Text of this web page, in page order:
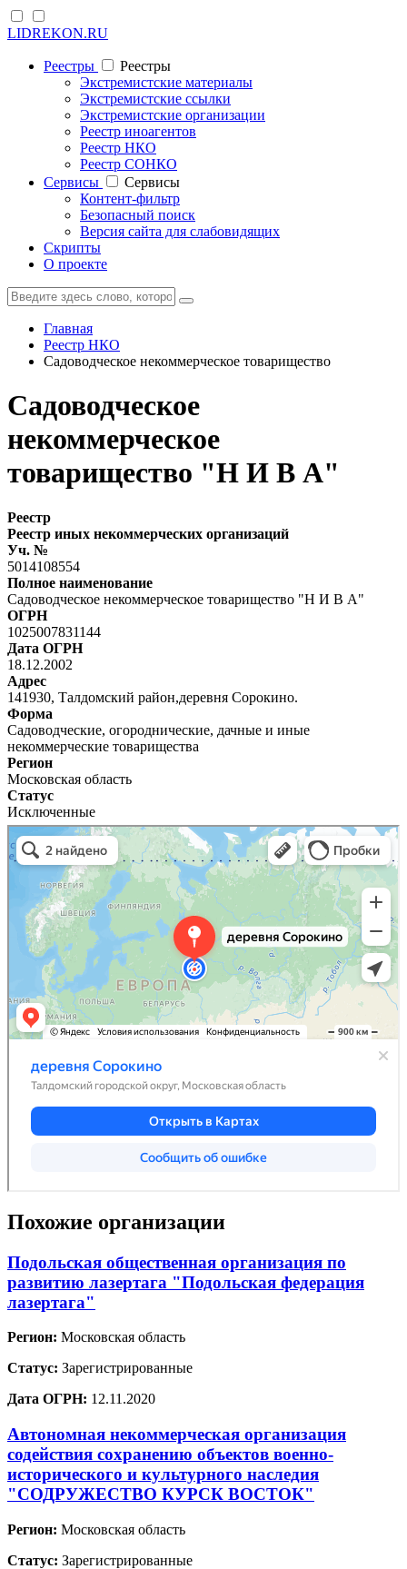
LIDREKON.RU
Реестры
Реестры
Экстремистские материалы
Экстремистские ссылки
Экстремистские организации
Реестр иноагентов
Реестр НКО
Реестр СОНКО
Cервисы
Cервисы
Контент-фильтр
Безопасный поиск
Версия сайта для слабовидящих
Скрипты
О проекте
Главная
Реестр НКО
Садоводческое некоммерческое товарищество
Садоводческое
некоммерческое
товарищество "Н И В А"
Реестр
Реестр иных некоммерческих организаций
Уч. №
5014108554
Полное наименование
Садоводческое некоммерческое товарищество "Н И В А"
ОГРН
1025007831144
Дата ОГРН
18.12.2002
Адрес
141930, Талдомский район,деревня Сорокино.
Форма
Садоводческие, огороднические, дачные и иные
некоммерческие товарищества
Регион
Московская область
Статус
Исключенные
Похожие организации
Подольская общественная организация по
развитию лазертага "Подольская федерация
лазертага"
Регион: Московская область
Статус: Зарегистрированные
Дата ОГРН: 12.11.2020
Автономная некоммерческая организация
содействия сохранению объектов военно-
исторического и культурного наследия
"СОДРУЖЕСТВО КУРСК ВОСТОК"
Регион: Московская область
Статус: Зарегистрированные